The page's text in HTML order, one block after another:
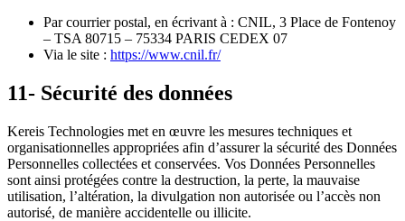
Par courrier postal, en écrivant à : CNIL, 3 Place de Fontenoy
– TSA 80715 – 75334 PARIS CEDEX 07
Via le site : https://www.cnil.fr/
11- Sécurité des données
Kereis Technologies met en œuvre les mesures techniques et
organisationnelles appropriées afin d’assurer la sécurité des Données
Personnelles collectées et conservées. Vos Données Personnelles
sont ainsi protégées contre la destruction, la perte, la mauvaise
utilisation, l’altération, la divulgation non autorisée ou l’accès non
autorisé, de manière accidentelle ou illicite.